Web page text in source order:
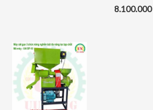
8.100.000